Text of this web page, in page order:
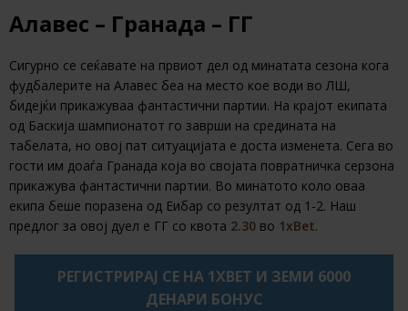
Алавес – Гранада – ГГ
Сигурно се сеќавате на првиот дел од минатата сезона кога
фудбалерите на Алавес беа на место кое води во ЛШ,
бидејќи прикажуваа фантастични партии. На крајот екипата
од Баскија шампионатот го заврши на средината на
табелата, но овој пат ситуацијата е доста изменета. Сега во
гости им доаѓа Гранада која во својата повратничка серзона
прикажува фантастични партии. Во минатото коло оваа
екипа беше поразена од Еибар со резултат од 1-2. Наш
предлог за овој дуел е ГГ со квота 2.30 во 1xBet.
РЕГИСТРИРАЈ СЕ НА 1XBET И ЗЕМИ 6000
ДЕНАРИ БОНУС